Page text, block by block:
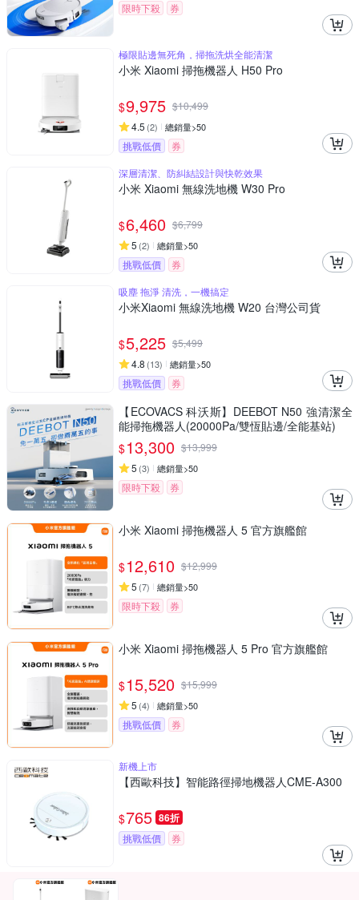
限時下殺
券
極限貼邊無死角，掃拖洗烘全能清潔
小米 Xiaomi 掃拖機器人 H50 Pro
$9,975 $10,499
4.5 (2) 總銷量>50
挑戰低價
券
深層清潔、防糾結設計與快乾效果
小米 Xiaomi 無線洗地機 W30 Pro
$6,460 $6,799
5 (2) 總銷量>50
挑戰低價
券
吸塵 拖淨 清洗，一機搞定
小米Xiaomi 無線洗地機 W20 台灣公司貨
$5,225 $5,499
4.8 (13) 總銷量>50
挑戰低價 券
【ECOVACS 科沃斯】DEEBOT N50 強清潔全
能掃拖機器人(20000Pa/雙恆貼邊/全能基站)
$13,300 $13,999
5 (3) 總銷量>50
限時下殺 券
小米 Xiaomi 掃拖機器人 5 官方旗艦館
$12,610 $12,999
5 (7) 總銷量>50
限時下殺 券
小米 Xiaomi 掃拖機器人 5 Pro 官方旗艦館
$15,520 $15,999
5 (4) 總銷量>50
挑戰低價 券
新機上市
【西歐科技】智能路徑掃地機器人CME-A300
$765 86折
挑戰低價 券